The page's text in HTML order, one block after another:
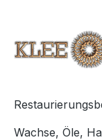
Wachse, Öle,